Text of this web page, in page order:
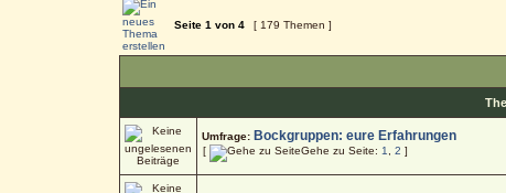
Seite 1 von 4 [ 179 Themen ]
Umfrage: Bockgruppen: eure Erfahrungen
[ Gehe zu Seite: 1 2 ]